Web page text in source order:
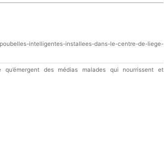
intelligentes-installees-dans-le-centre-de-liege-
qu’émergent des médias malades qui nourrissent et